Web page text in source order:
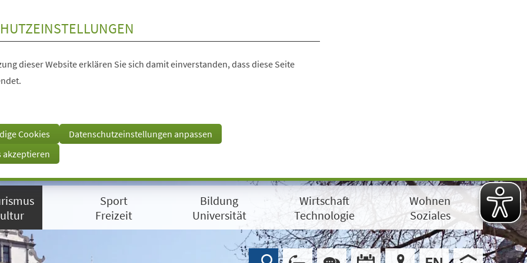
dieser Website erklären Sie sich damit einverstanden, dass diese Seite
Cookies
Datenschutzeinstellungen anpassen
akzeptieren
Sport
Freizeit
Bildung
Universität
Wirtschaft
Technologie
Wohnen
Soziales